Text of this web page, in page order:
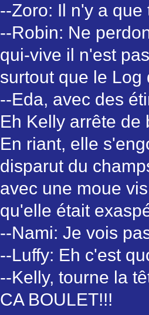
--Zoro: Il n'y a
--Robin: Ne
qui-vive il n'est
surtout que le
--Eda, avec des
Eh Kelly arrête de
En riant, elle
disparut du
avec une moue
qu'elle était
--Nami: Je vois
--Luffy: Eh c'est
--Kelly, tourne la
CA BOULET!!!